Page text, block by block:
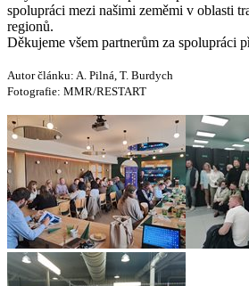
spolupráci mezi našimi zeměmi v oblasti
regionů.
Děkujeme všem partnerům za spolupráci
Autor článku: A. Pilná, T. Burdych
Fotografie: MMR/RESTART